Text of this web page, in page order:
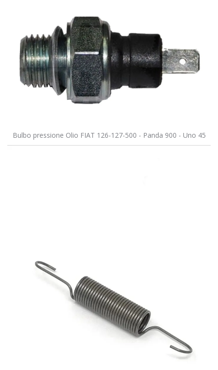
Bulbo pressione Olio FIAT 126-127-500 - Panda 900 - Uno 45